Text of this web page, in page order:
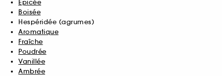
Épicée
Boisée
Hespéridée (agrumes)
Aromatique
Fraîche
Poudrée
Vanillée
Ambrée